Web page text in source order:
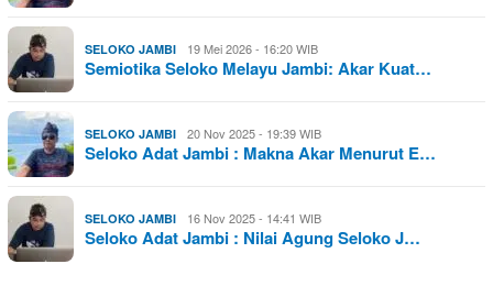
SELOKO JAMBI 19 Mei 2026 - 16:20 WIB
Semiotika Seloko Melayu Jambi: Akar Kuat…
SELOKO JAMBI 20 Nov 2025 - 19:39 WIB
Seloko Adat Jambi : Makna Akar Menurut E…
SELOKO JAMBI 16 Nov 2025 - 14:41 WIB
Seloko Adat Jambi : Nilai Agung Seloko J…